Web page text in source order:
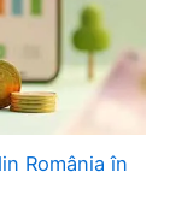
România în